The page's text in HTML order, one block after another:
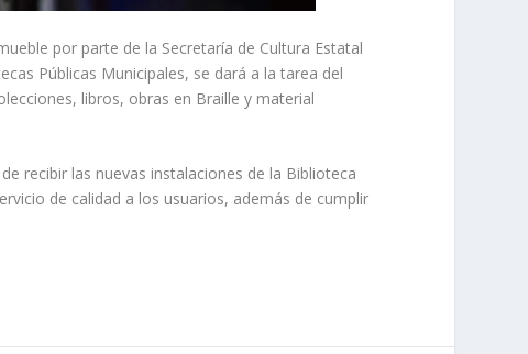
por parte de la Secretaría de Cultura Estatal
Públicas Municipales, se dará a la tarea del
libros, obras en Braille y material
recibir las nuevas instalaciones de la Biblioteca
de calidad a los usuarios, además de cumplir